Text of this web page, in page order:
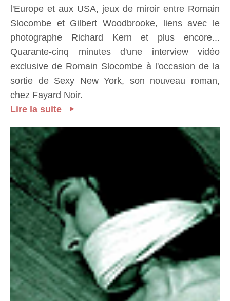
l'Europe et aux USA, jeux de miroir entre Romain
Slocombe et Gilbert Woodbrooke, liens avec le
photographe Richard Kern et plus encore...
Quarante-cinq minutes d'une interview vidéo
exclusive de Romain Slocombe à l'occasion de la
sortie de Sexy New York, son nouveau roman,
chez Fayard Noir.
Lire la suite